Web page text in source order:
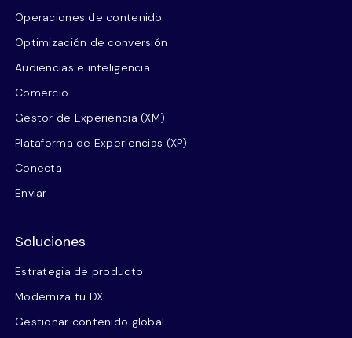
Operaciones de contenido
Optimización de conversión
Audiencias e inteligencia
Comercio
Gestor de Experiencia (XM)
Plataforma de Experiencias (XP)
Conecta
Enviar
Soluciones
Estrategia de producto
Moderniza tu DX
Gestionar contenido global